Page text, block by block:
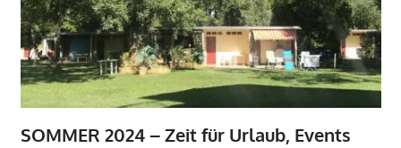
SOMMER 2024 – Zeit für Urlaub, Events